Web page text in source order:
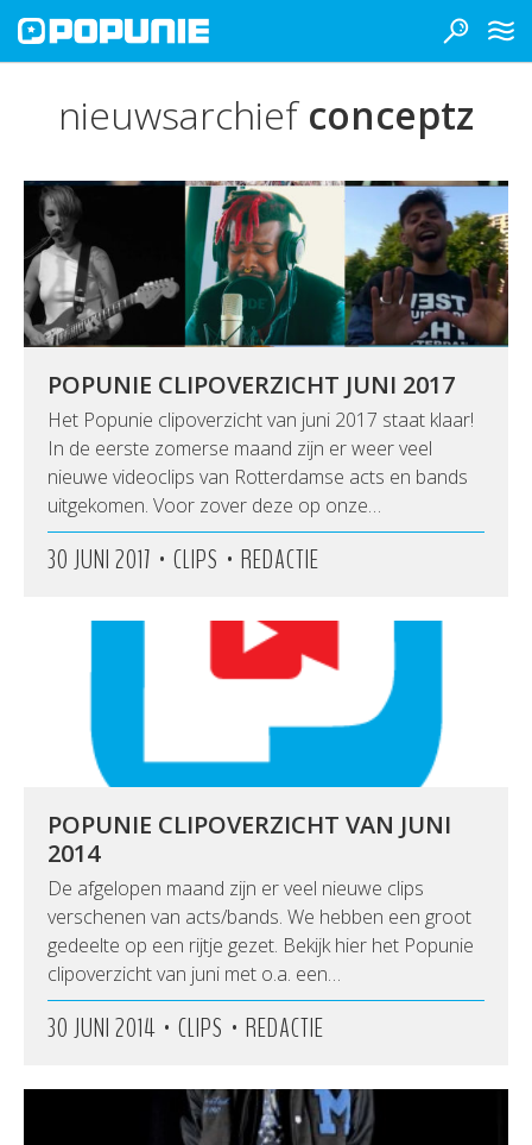
nieuwsarchiefconceptz
POPUNIE CLIPOVERZICHT JUNI 2017
Het Popunie clipoverzicht van juni 2017 staat klaar!
In de eerste zomerse maand zijn er weer veel
nieuwe videoclips van Rotterdamse acts en bands
uitgekomen. Voor zover deze op onze…
30 JUNI 2017 • CLIPS • REDACTIE
POPUNIE CLIPOVERZICHT VAN JUNI
2014
De afgelopen maand zijn er veel nieuwe clips
verschenen van acts/bands. We hebben een groot
gedeelte op een rijtje gezet. Bekijk hier het Popunie
clipoverzicht van juni met o.a. een…
30 JUNI 2014 • CLIPS • REDACTIE